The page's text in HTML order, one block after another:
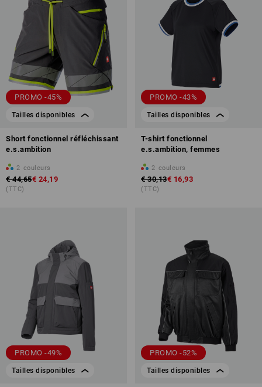
PROMO -45%
Tailles disponibles
Short fonctionnel réfléchissant
e.s.ambition
2 couleurs
€ 44,65€ 24,19
(TTC)
PROMO -43%
Tailles disponibles
T-shirt fonctionnel
e.s.ambition, femmes
2 couleurs
€ 30,13€ 16,93
(TTC)
PROMO -49%
Tailles disponibles
PROMO -52%
Tailles disponibles